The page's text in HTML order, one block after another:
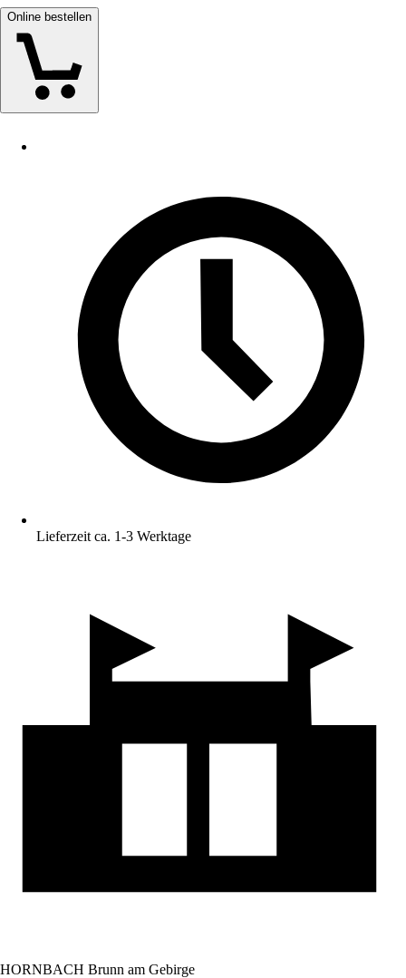
Online bestellen
Lieferzeit ca. 1-3 Werktage
HORNBACH Brunn am Gebirge